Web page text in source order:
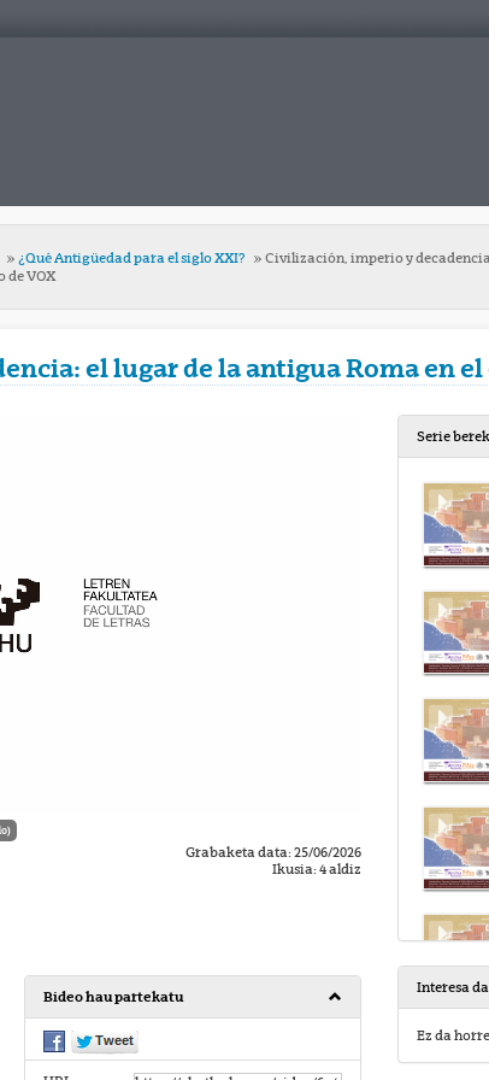
¿Qué Antigüedad para el siglo XXI?
Civilización, imperio y
de VOX
el lugar de la antigua Roma en el
Grabaketa data: 25/06/2026
Ikusia: 4 aldiz
Bideo hau partekatu
Serie
Interesa
Ez da